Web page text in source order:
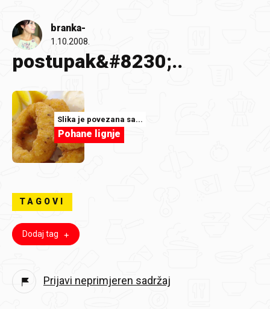
branka-
1.10.2008.
postupak&#8230;..
Slika je povezana sa...
Pohane lignje
TAGOVI
Dodaj tag
Prijavi neprimjeren sadržaj